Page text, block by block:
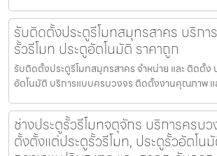
รับติดตั้งประตูรีโมทสมุทรสาคร บริก
รั้วรีโมท ประตูอัตโนมัติ ราคาถูก
รับติดตั้งประตูรีโมทสมุทรสาคร จำหน่าย และ ติดตั้ง
อัตโนมัติ บริการแบบครบวงจร ติดตั้งงานคุณภาพ แ
ช่างประตูรั้วรีโมทจตุจักร บริการครบ
ตั้งตั้งแต่ประตูรั้วรีโมท, ประตูรั้วอัตโ